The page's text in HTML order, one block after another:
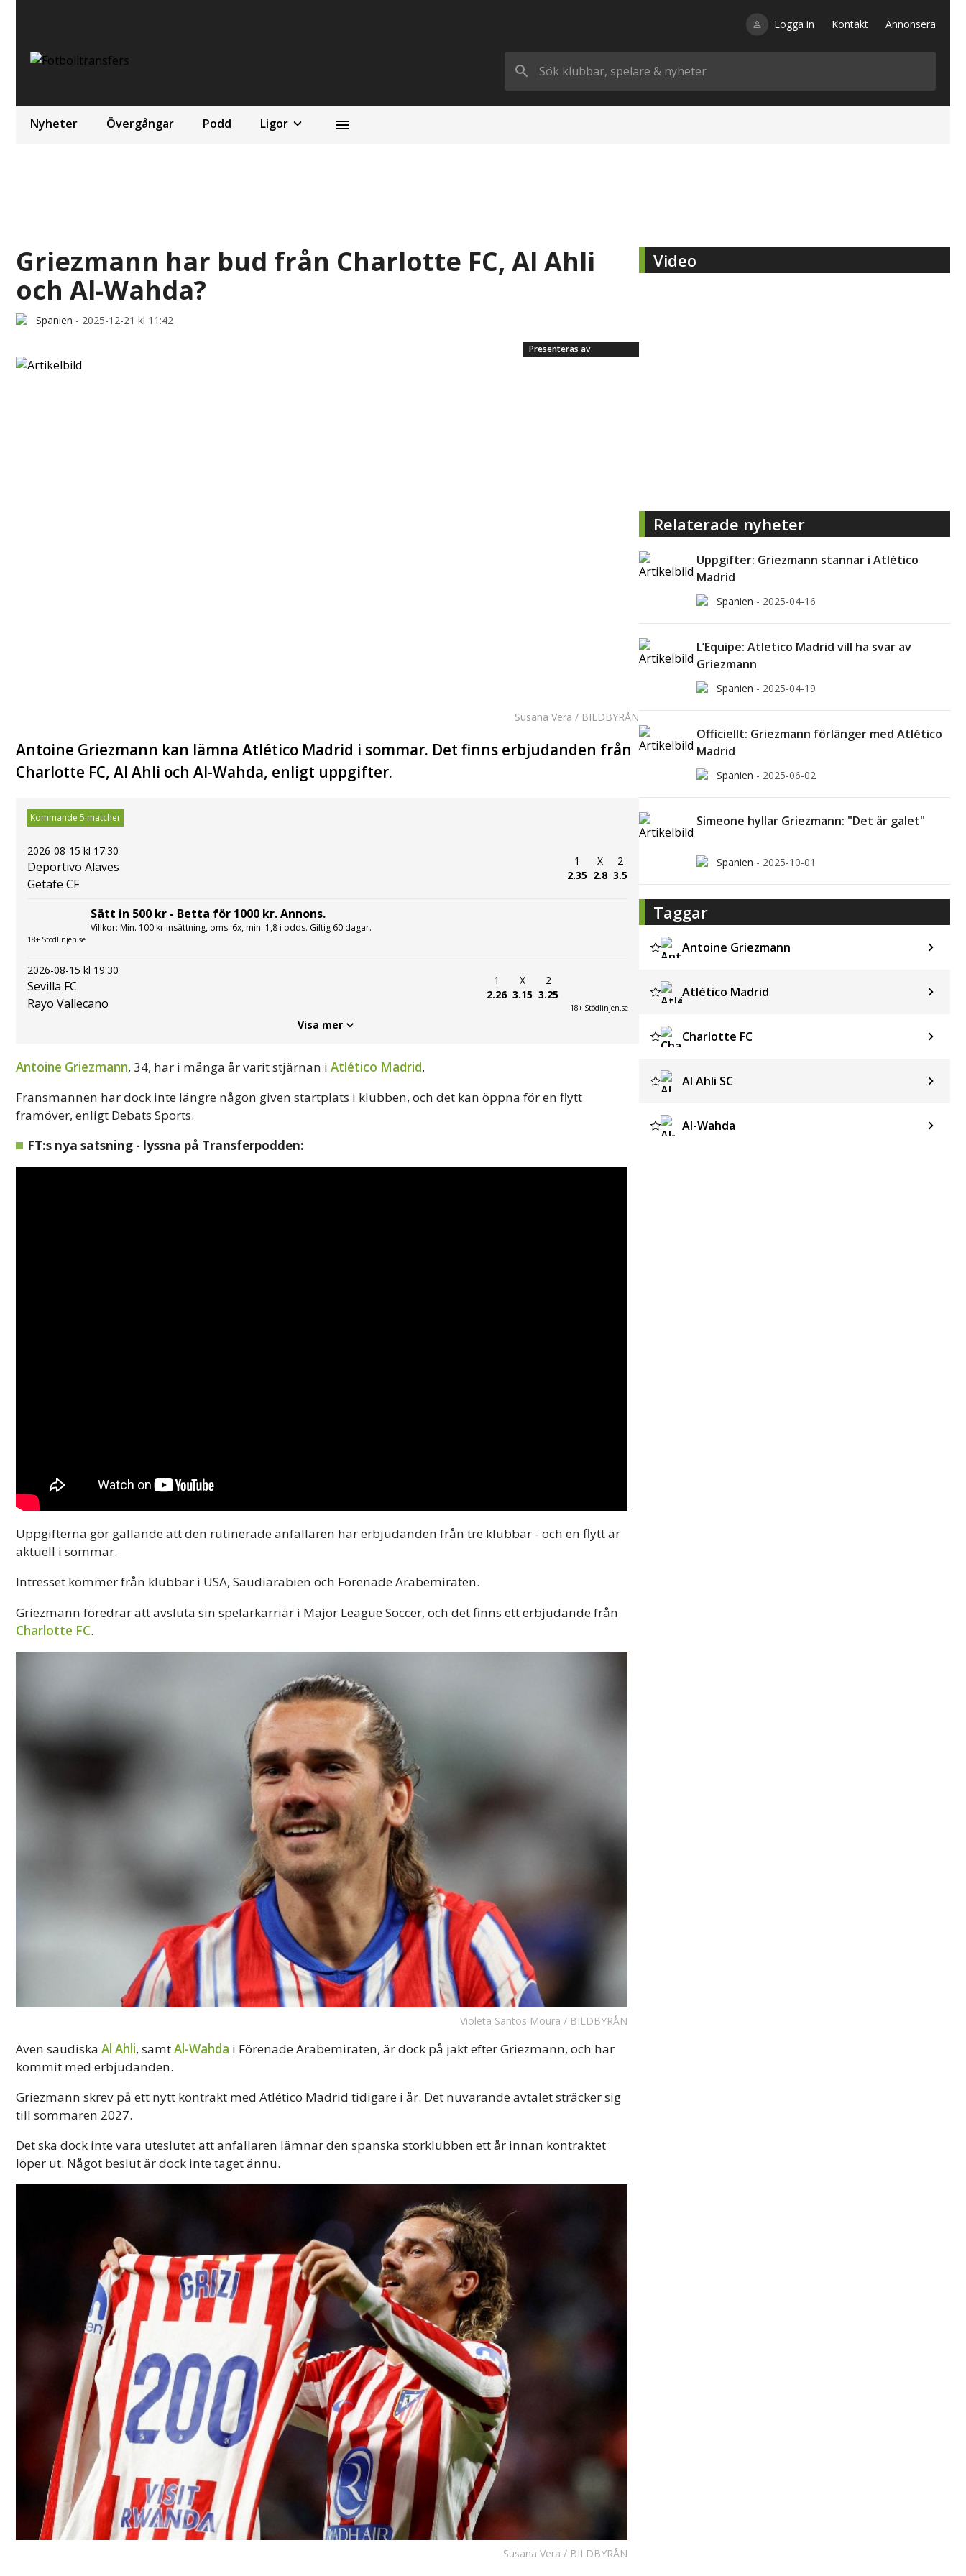
Logga in Kontakt Annonsera
Nyheter Övergångar Podd Ligor
Griezmann har bud från Charlotte FC, Al Ahli
och Al-Wahda?
Spanien - 2025-12-21 kl 11:42
Presenteras av
Susana Vera / BILDBYRÅN
Antoine Griezmann kan lämna Atlético Madrid i sommar. Det finns erbjudanden från
Charlotte FC, Al Ahli och Al-Wahda, enligt uppgifter.
Kommande 5 matcher
2026-08-15 kl 17:30
Deportivo Alaves
Getafe CF
1
2.35
X
2.8
2
3.5
18+ Stödlinjen.se
Sätt in 500 kr - Betta för 1000 kr. Annons.
Villkor: Min. 100 kr insättning, oms. 6x, min. 1,8 i odds. Giltig 60 dagar.
2026-08-15 kl 19:30
Sevilla FC
Rayo Vallecano
1
2.26
X
3.15
2
3.25
18+ Stödlinjen.se
Visa mer
Antoine Griezmann, 34, har i många år varit stjärnan i Atlético Madrid.
Fransmannen har dock inte längre någon given startplats i klubben, och det kan öppna för en flytt
framöver, enligt Debats Sports.
FT:s nya satsning - lyssna på Transferpodden:
Uppgifterna gör gällande att den rutinerade anfallaren har erbjudanden från tre klubbar - och en flytt är
aktuell i sommar.
Intresset kommer från klubbar i USA, Saudiarabien och Förenade Arabemiraten.
Griezmann föredrar att avsluta sin spelarkarriär i Major League Soccer, och det finns ett erbjudande från
Charlotte FC.
Violeta Santos Moura / BILDBYRÅN
Även saudiska Al Ahli, samtAl-Wahda i Förenade Arabemiraten, är dock på jakt efter Griezmann, och har
kommit med erbjudanden.
Griezmann skrev på ett nytt kontrakt med Atlético Madrid tidigare i år. Det nuvarande avtalet sträcker sig
till sommaren 2027.
Det ska dock inte vara uteslutet att anfallaren lämnar den spanska storklubben ett år innan kontraktet
löper ut. Något beslut är dock inte taget ännu.
Susana Vera / BILDBYRÅN
Video
Relaterade nyheter
Uppgifter: Griezmann stannar i Atlético
Madrid
Spanien - 2025-04-16
L’Equipe: Atletico Madrid vill ha svar av
Griezmann
Spanien - 2025-04-19
Officiellt: Griezmann förlänger med Atlético
Madrid
Spanien - 2025-06-02
Simeone hyllar Griezmann: "Det är galet"
Spanien - 2025-10-01
Taggar
Antoine Griezmann
Atlético Madrid
Charlotte FC
Al Ahli SC
Al-Wahda